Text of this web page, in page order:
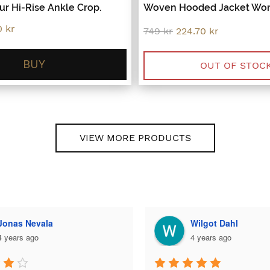
Hi-Rise Ankle Crop.
kr
is:
143.70 kr.
BUY
Woven Hooded Jacket
749kr Original
was:
749 kr.
224.70 kr
is:
224.70 kr.
OUT OF
VIEW MORE PRODUCTS
Dahl
years ago
Bella Larsson
5 years ago